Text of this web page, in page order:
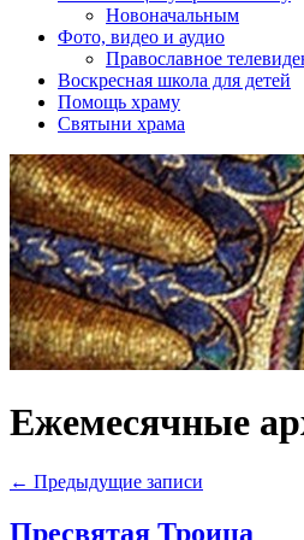
Новоначальным
Фото, видео и аудио
Православное
Воскресная школа для детей
Помощь храму
Святыни храма
Ежемесячные
← Предыдущие записи
Пресвятая Троица